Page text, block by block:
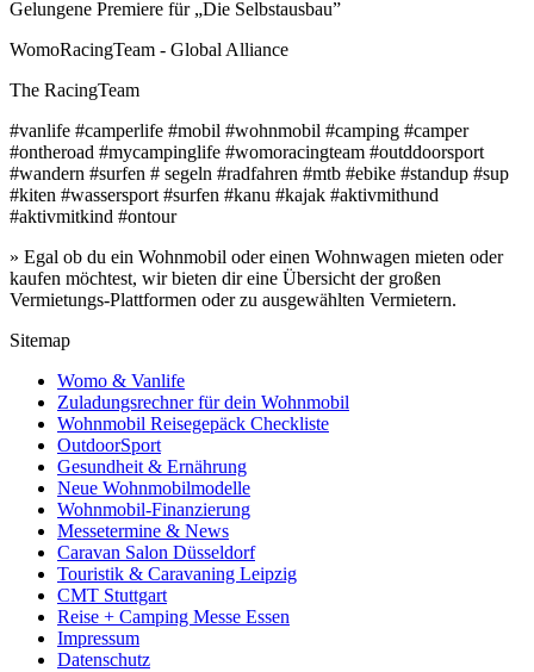
Gelungene Premiere für „Die Selbstausbau”
WomoRacingTeam - Global Alliance
The RacingTeam
#vanlife #camperlife #mobil #wohnmobil #camping #camper
#ontheroad #mycampinglife #womoracingteam #outddoorsport
#wandern #surfen # segeln #radfahren #mtb #ebike #standup #sup
#kiten #wassersport #surfen #kanu #kajak #aktivmithund
#aktivmitkind #ontour
» Egal ob du ein Wohnmobil oder einen Wohnwagen mieten oder
kaufen möchtest, wir bieten dir eine Übersicht der großen
Vermietungs-Plattformen oder zu ausgewählten Vermietern.
Sitemap
Womo & Vanlife
Zuladungsrechner für dein Wohnmobil
Wohnmobil Reisegepäck Checkliste
OutdoorSport
Gesundheit & Ernährung
Neue Wohnmobilmodelle
Wohnmobil-Finanzierung
Messetermine & News
Caravan Salon Düsseldorf
Touristik & Caravaning Leipzig
CMT Stuttgart
Reise + Camping Messe Essen
Impressum
Datenschutz